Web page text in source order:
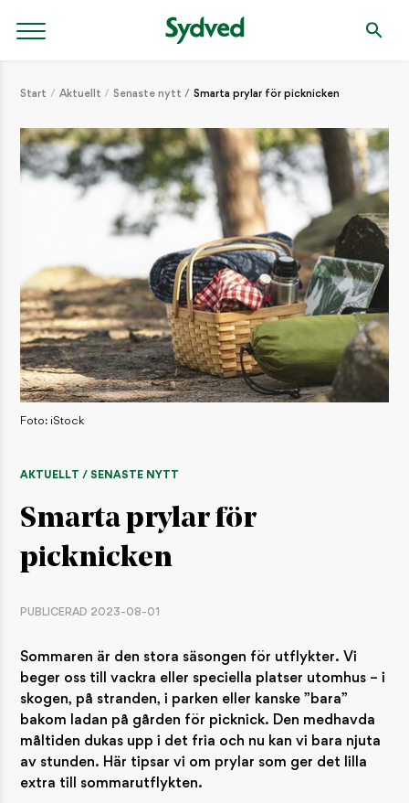
Start Aktuellt Senaste nytt Smarta prylar för picknicken
Foto: iStock
AKTUELLT / SENASTE NYTT
Smarta prylar för
picknicken
PUBLICERAD 2023-08-01
Sommaren är den stora säsongen för utflykter. Vi
beger oss till vackra eller speciella platser utomhus – i
skogen, på stranden, i parken eller kanske ”bara”
bakom ladan på gården för picknick. Den medhavda
måltiden dukas upp i det fria och nu kan vi bara njuta
av stunden. Här tipsar vi om prylar som ger det lilla
extra till sommarutflykten.